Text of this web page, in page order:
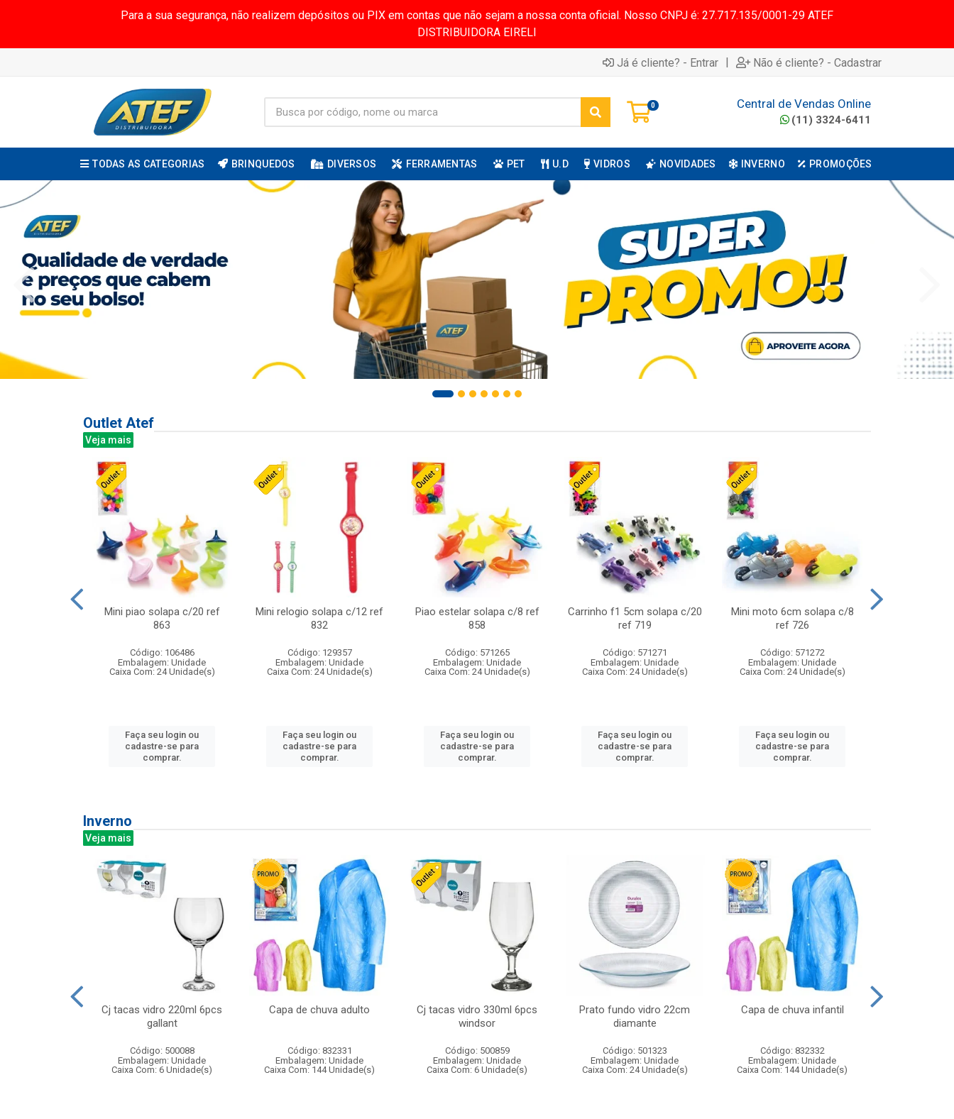
Para a sua segurança, não realizem depósitos ou PIX em contas que não sejam a nossa conta oficial. Nosso CNPJ é: 27.717.135/0001-29 ATEF
DISTRIBUIDORA EIRELI
Já é cliente? - Entrar | Não é cliente? - Cadastrar
0 Central de Vendas Online
(11) 3324-6411
TODAS AS CATEGORIAS BRINQUEDOS DIVERSOS FERRAMENTAS PET U.D VIDROS NOVIDADES INVERNO PROMOÇÕES
Outlet Atef
Veja mais
Mini piao solapa c/20 ref
863
Código: 106486
Embalagem: Unidade
Caixa Com: 24 Unidade(s)
Faça seu login ou
cadastre-se para
comprar.
Mini relogio solapa c/12 ref
832
Código: 129357
Embalagem: Unidade
Caixa Com: 24 Unidade(s)
Faça seu login ou
cadastre-se para
comprar.
Piao estelar solapa c/8 ref
858
Código: 571265
Embalagem: Unidade
Caixa Com: 24 Unidade(s)
Faça seu login ou
cadastre-se para
comprar.
Carrinho f1 5cm solapa c/20
ref 719
Código: 571271
Embalagem: Unidade
Caixa Com: 24 Unidade(s)
Faça seu login ou
cadastre-se para
comprar.
Mini moto 6cm solapa c/8
ref 726
Código: 571272
Embalagem: Unidade
Caixa Com: 24 Unidade(s)
Faça seu login ou
cadastre-se para
comprar.
Inverno
Veja mais
Cj tacas vidro 220ml 6pcs
gallant
Código: 500088
Embalagem: Unidade
Caixa Com: 6 Unidade(s)
Capa de chuva adulto
Código: 832331
Embalagem: Unidade
Caixa Com: 144 Unidade(s)
Cj tacas vidro 330ml 6pcs
windsor
Código: 500859
Embalagem: Unidade
Caixa Com: 6 Unidade(s)
Prato fundo vidro 22cm
diamante
Código: 501323
Embalagem: Unidade
Caixa Com: 24 Unidade(s)
Capa de chuva infantil
Código: 832332
Embalagem: Unidade
Caixa Com: 144 Unidade(s)